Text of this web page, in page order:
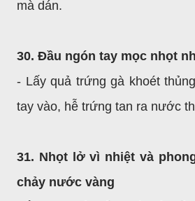
mà dán.
30. Đầu ngón tay mọc nhọt
- Lấy quả trứng gà khoét
tay vào, hễ trứng tan ra nước
31. Nhọt lở vì nhiệt và
chảy nước vàng